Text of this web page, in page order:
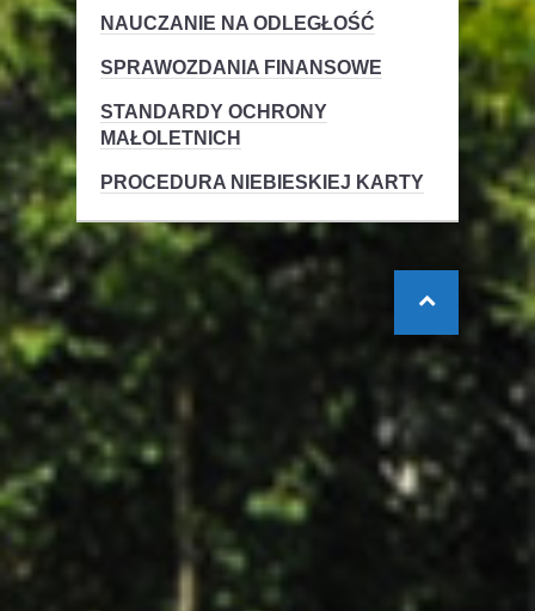
NAUCZANIE NA ODLEGŁOŚĆ
SPRAWOZDANIA FINANSOWE
STANDARDY OCHRONY
MAŁOLETNICH
PROCEDURA NIEBIESKIEJ KARTY